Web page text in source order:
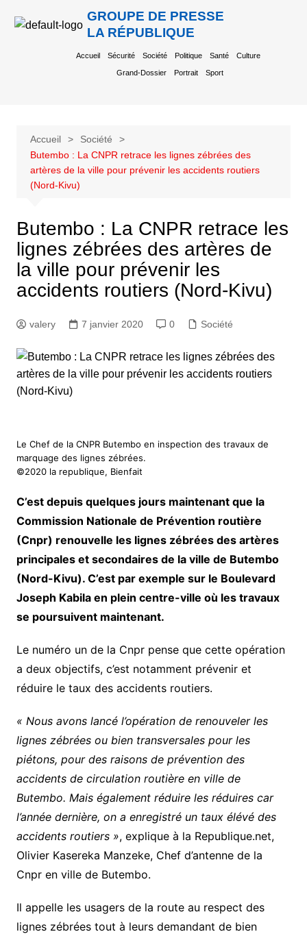
GROUPE DE PRESSE
LA RÉPUBLIQUE
Accueil Sécurité Société Politique Santé Culture
Grand-Dossier Portrait Sport
Accueil
Société
Butembo : La CNPR retrace les lignes zébrées des
artères de la ville pour prévenir les accidents routiers
(Nord-Kivu)
Butembo : La CNPR retrace les
lignes zébrées des artères de
la ville pour prévenir les
accidents routiers (Nord-Kivu)
valery 7 janvier 2020 0 Société
Le Chef de la CNPR Butembo en inspection des travaux de
marquage des lignes zébrées.
©2020 la republique, Bienfait
C’est depuis quelques jours maintenant que la
Commission Nationale de Prévention routière
(Cnpr) renouvelle les lignes zébrées des artères
principales et secondaires de la ville de Butembo
(Nord-Kivu). C’est par exemple sur le Boulevard
Joseph Kabila en plein centre-ville où les travaux
se poursuivent maintenant.
Le numéro un de la Cnpr pense que cette opération
a deux objectifs, c’est notamment prévenir et
réduire le taux des accidents routiers.
« Nous avons lancé l’opération de renouveler les
lignes zébrées ou bien transversales pour les
piétons, pour des raisons de prévention des
accidents de circulation routière en ville de
Butembo. Mais également réduire les réduires car
l’année dernière, on a enregistré un taux élévé des
accidents routiers », explique à la Republique.net,
Olivier Kasereka Manzeke, Chef d’antenne de la
Cnpr en ville de Butembo.
Il appelle les usagers de la route au respect des
lignes zébrées tout à leurs demandant de bien